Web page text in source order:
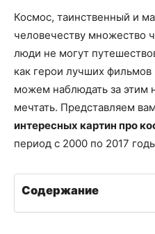
Космос, таинственный и
человечеству множество
люди не могут
как герои лучших
можем наблюдать за этим
мечтать. Представляем вам
интересных картин про
период с 2000 по 2017
Содержание